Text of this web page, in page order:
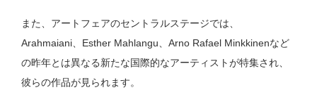
また、アートフェアのセントラルステージでは、
Arahmaiani、Esther Mahlangu、Arno Rafael Minkkinenなど
の昨年とは異なる新たな国際的なアーティストが特集され、
彼らの作品が見られます。